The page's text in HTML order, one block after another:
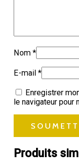
Nom *
E-mail *
Enregistrer
le navigateur pour
Produits